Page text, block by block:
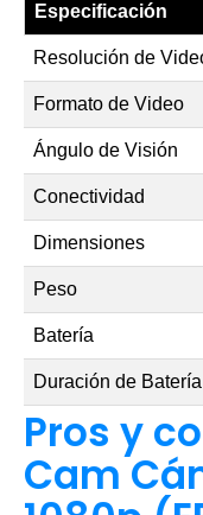
Especificación
Resolución de
Formato de Video
Ángulo de Visión
Conectividad
Dimensiones
Peso
Batería
Duración de Batería
Pros y
Cam